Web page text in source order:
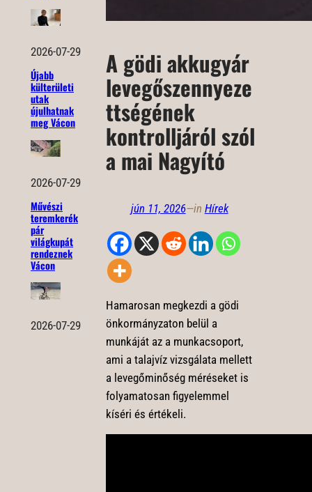
2026-07-29
Újabb
külterületi
utak
újulhatnak
meg Vácon
2026-07-29
Művészi
teremkerék
pár
világkupát
rendeznek
Vácon
2026-07-29
A gödi akkugyár
levegőszennyeze
ttségének
kontrolljáról szól
a mai Nagyító
jún 11, 2026—in Hírek
Hamarosan megkezdi a gödi
önkormányzaton belül a
munkáját az a munkacsoport,
ami a talajvíz vizsgálata mellett
a levegőminőség méréseket is
folyamatosan figyelemmel
kíséri és értékeli.